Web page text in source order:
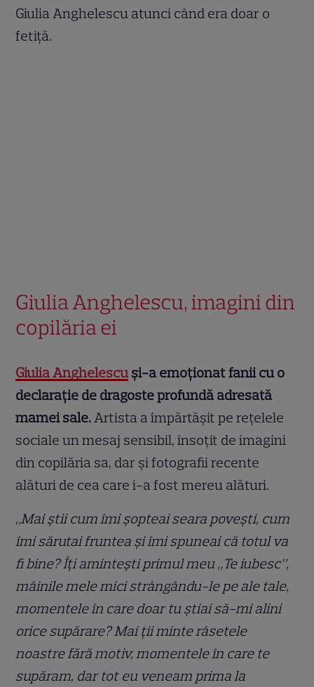
Giulia Anghelescu atunci când era doar o
fetiță.
Giulia Anghelescu, imagini din
copilăria ei
Giulia Anghelescu și-a emoționat fanii cu o
declarație de dragoste profundă adresată
mamei sale.Artista a împărtășit pe rețelele
sociale un mesaj sensibil, însoțit de imagini
din copilăria sa, dar și fotografii recente
alături de cea care i-a fost mereu alături.
„Mai știi cum îmi șopteai seara povești, cum
îmi sărutai fruntea și îmi spuneai că totul va
fi bine? Îți amintești primul meu „Te iubesc”,
mâinile mele mici strângându-le pe ale tale,
momentele în care doar tu știai să-mi alini
orice supărare? Mai ții minte râsetele
noastre fără motiv, momentele în care te
supăram, dar tot eu veneam prima la